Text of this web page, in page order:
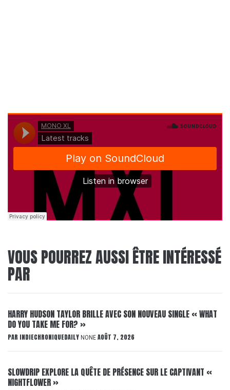
VOUS POURREZ AUSSI ÊTRE INTÉRESSÉ
PAR
HARRY HUDSON TAYLOR BRILLE AVEC SON NOUVEAU SINGLE « WHAT
DO YOU TAKE ME FOR? »
PAR INDIECHRONIQUEDAILY NONE AOÛT 7, 2026
SLOWDRIP EXPLORE LA QUÊTE DE PRÉSENCE SUR LE CAPTIVANT «
NIGHTFLOWER »